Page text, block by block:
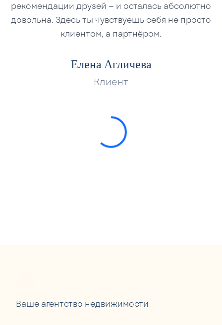
рекомендации друзей — и осталась абсолютно
довольна. Здесь ты чувствуешь себя не просто
клиентом, а партнёром.
Елена Агличева
Клиент
Вашe агентство недвижимости